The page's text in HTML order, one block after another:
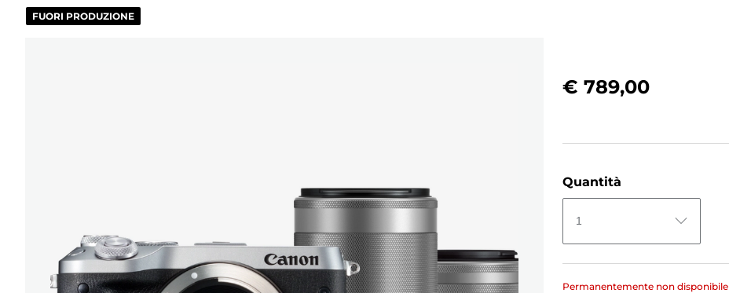
FUORI PRODUZIONE
€ 789,00
Quantità
1
Permanentemente non disponibile